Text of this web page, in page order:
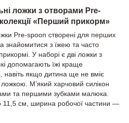
ложки з отворами Pre-
«Перший прикорм»
Pre-spoon створені для перших
знайомитися з їжею та часто
У наборі є дві ложки з
допомагають їжі краще
навіть якщо дитина ще не вміє
М’який харчовий силікон
та першими зубками малюка.
см, ширина робочої частини —